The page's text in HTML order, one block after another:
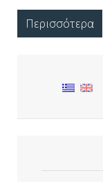
Περισσότερα